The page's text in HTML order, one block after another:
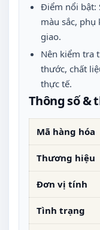
Điểm nổi bật:
màu sắc,
giao.
Nên kiểm tra
thước, chất
thực tế.
Thông số &
Mã hàng hóa
Thương hiệu
Đơn vị tính
Tình trạng